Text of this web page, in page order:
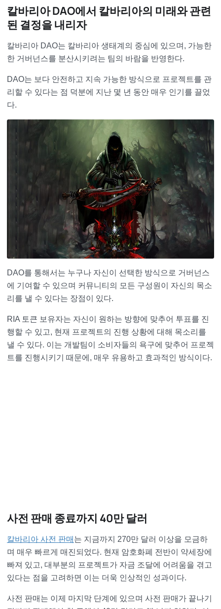
칼바리아 DAO에서 칼바리아의 미래와 관련
된 결정을 내리자
칼바리아 DAO는 칼바리아 생태계의 중심에 있으며, 가능한
한 거버넌스를 분산시키려는 팀의 바람을 반영한다.
DAO는 보다 안전하고 지속 가능한 방식으로 프로젝트를 관
리할 수 있다는 점 덕분에 지난 몇 년 동안 매우 인기를 끌었
다.
DAO를 통해서는 누구나 자신이 선택한 방식으로 거버넌스
에 기여할 수 있으며 커뮤니티의 모든 구성원이 자신의 목소
리를 낼 수 있다는 장점이 있다.
RIA 토큰 보유자는 자신이 원하는 방향에 맞추어 투표를 진
행할 수 있고, 현재 프로젝트의 진행 상황에 대해 목소리를
낼 수 있다. 이는 개발팀이 소비자들의 욕구에 맞추어 프로젝
트를 진행시키기 때문에, 매우 유용하고 효과적인 방식이다.
사전 판매 종료까지 40만 달러
칼바리아 사전 판매 는 지금까지 270만 달러 이상을 모금하
며 매우 빠르게 매진되었다. 현재 암호화폐 전반이 약세장에
빠져 있고, 대부분의 프로젝트가 자금 조달에 어려움을 겪고
있다는 점을 고려하면 이는 더욱 인상적인 성과이다.
사전 판매는 이제 마지막 단계에 있으며 사전 판매가 끝나기